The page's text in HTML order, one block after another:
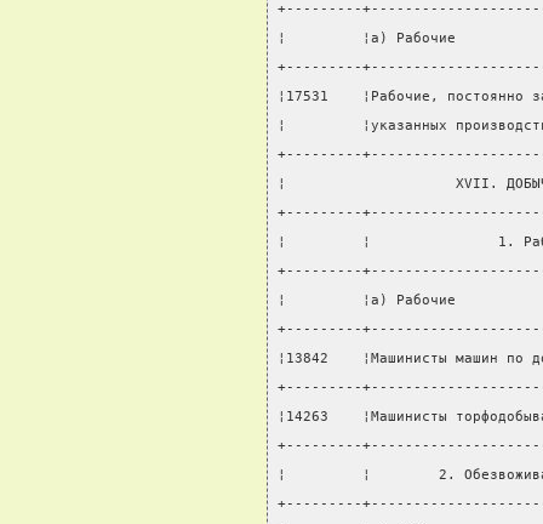
+---------
¦         ¦а) Рабочие
+---------
¦17531    ¦Рабочие, постоянно
¦         ¦указанных
+---------
¦                    XVII.
+---------
¦         ¦               1.
+---------
¦         ¦а) Рабочие
+---------
¦13842    ¦Машинисты машин по
+---------
¦14263    ¦Машинисты
+---------
¦         ¦        2.
+---------